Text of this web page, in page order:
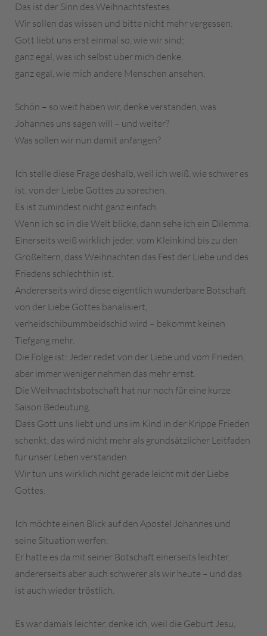
Das ist der Sinn des Weihnachtsfestes.
Wir sollen das wissen und bitte nicht mehr vergessen:
Gott liebt uns erst einmal so, wie wir sind;
ganz egal, was ich selbst über mich denke,
ganz egal, wie mich andere Menschen ansehen.
Schön – so weit haben wir, denke verstanden, was
Johannes uns sagen will – und weiter?
Was sollen wir nun damit anfangen?
Ich stelle diese Frage deshalb, weil ich weiß, wie schwer es
ist, von der Liebe Gottes zu sprechen.
Es ist zumindest nicht ganz einfach.
Wenn ich so in die Welt blicke, dann sehe ich ein Dilemma:
Einerseits weiß wirklich jeder, vom Kleinkind bis zu den
Großeltern, dass Weihnachten das Fest der Liebe und des
Friedens schlechthin ist.
Andererseits wird diese eigentlich wunderbare Botschaft
von der Liebe Gottes banalisiert,
verheidschibummbeidschid wird – bekommt keinen
Tiefgang mehr.
Die Folge ist: Jeder redet von der Liebe und vom Frieden,
aber immer weniger nehmen das mehr ernst.
Die Weihnachtsbotschaft hat nur noch für eine kurze
Saison Bedeutung.
Dass Gott uns liebt und uns im Kind in der Krippe Frieden
schenkt, das wird nicht mehr als grundsätzlicher Leitfaden
für unser Leben verstanden.
Wir tun uns wirklich nicht gerade leicht mit der Liebe
Gottes.
Ich möchte einen Blick auf den Apostel Johannes und
seine Situation werfen:
Er hatte es da mit seiner Botschaft einerseits leichter,
andererseits aber auch schwerer als wir heute – und das
ist auch wieder tröstlich.
Es war damals leichter, denke ich, weil die Geburt Jesu,